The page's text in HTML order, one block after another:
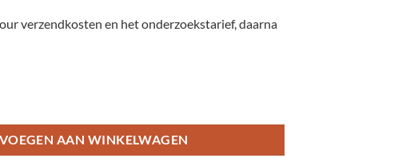
verzendkosten en het onderzoekstarief, daarna
AAN WINKELWAGEN